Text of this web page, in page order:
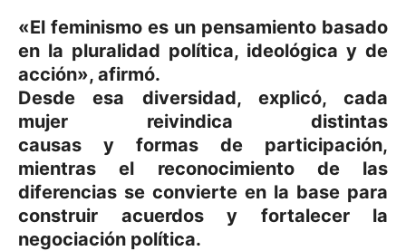
«El feminismo es un pensamiento basado
en la pluralidad política, ideológica y de
acción», afirmó.
Desde esa diversidad, explicó, cada
mujer reivindica distintas
causas y formas de participación,
mientras el reconocimiento de las
diferencias se convierte en la base para
construir acuerdos y fortalecer la
negociación política.